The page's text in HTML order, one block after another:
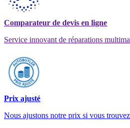
Comparateur de devis en ligne
Service innovant de réparations
Prix ajusté
Nous ajustons notre prix si vous